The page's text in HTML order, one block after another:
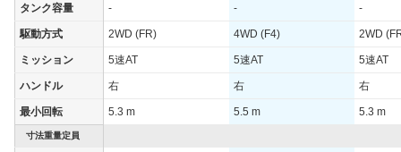
JC08モード
1015モード 11.2km/L 9.3km/L 8.7km/L
60km定地 - - -
タンク容量 - - -
駆動方式 2WD (FR) 4WD (F4) 2WD
ミッション 5速AT 5速AT 5速AT
ハンドル 右 右 右
最小回転 5.3 m 5.5 m 5.3 m
寸法重量定員